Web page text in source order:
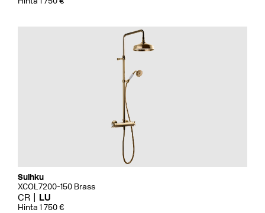
Suihku
XCOL7200-150 Brass
CR LU
Hinta 1 750 €